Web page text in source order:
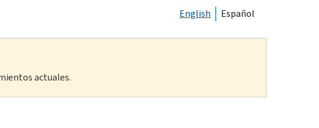
English Español
actuales.